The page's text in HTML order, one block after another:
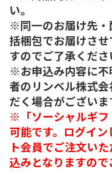
い。
※同一のお届け先・
括梱包でお届けさ
すのでご了承くださ
※お申込み内容に不
者のリンベル株式
だく場合がございま
※「ソーシャルギフ
可能です。ログイ
ト会員でご注文い
込みとなりますので